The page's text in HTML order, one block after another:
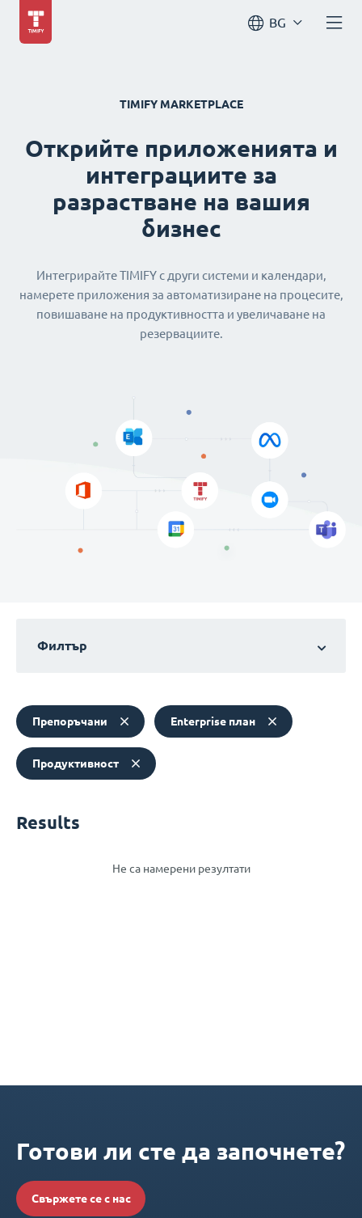
BG
TIMIFY MARKETPLACE
Открийте приложенията и
интеграциите за
разрастване на вашия
бизнес
Интегрирайте TIMIFY с други системи и календари,
намерете приложения за автоматизиране на процесите,
повишаване на продуктивността и увеличаване на
резервациите.
Филтър
Препоръчани Enterprise план
Продуктивност
Results
Не са намерени резултати
Готови ли сте да започнете?
Свържете се с нас